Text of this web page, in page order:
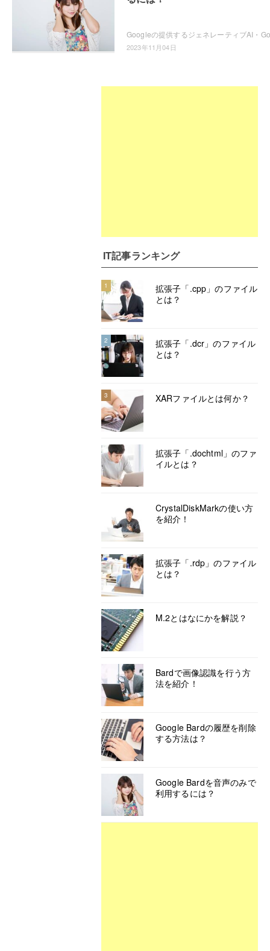
2023年11月04日
IT記事ランキング
1
拡張子「.cpp」のファイル
とは？
2
拡張子「.dcr」のファイル
とは？
3 XARファイルとは何か？
拡張子「.dochtml」のファ
イルとは？
CrystalDiskMarkの使い方
を紹介！
拡張子「.rdp」のファイル
とは？
M.2とはなにかを解説？
Bardで画像認識を行う方
法を紹介！
Google Bardの履歴を削除
する方法は？
Google Bardを音声のみで
利用するには？